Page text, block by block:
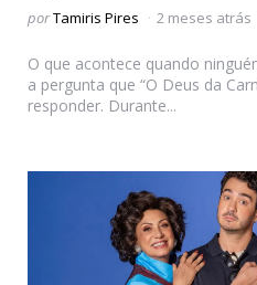
Postado
porTamiris Pires 2 meses atrás
O que acontece quando
a pergunta que “O Deus da
responder. Durante...